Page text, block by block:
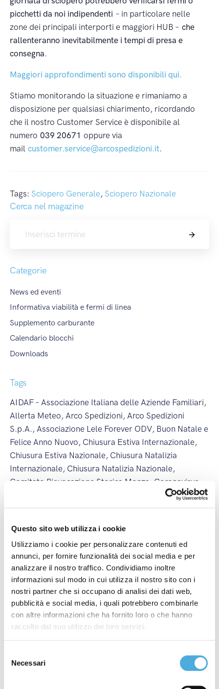
Questo sito web utilizza i cookie
Utilizziamo i cookie per personalizzare contenuti ed
annunci, per fornire funzionalità dei social media e per
analizzare il nostro traffico. Condividiamo inoltre
informazioni sul modo in cui utilizza il nostro sito con i
nostri partner che si occupano di analisi dei dati web,
pubblicità e social media, i quali potrebbero combinarle
con altre informazioni che ha fornito loro o che hanno
raccolto dal suo utilizzo dei loro servizi.
delNecessari
picchetti da noi indipendenti – in particolare nelle
zone dei principali interporti e maggiori HUB – che
rallenteranno inevitabilmente i tempi di presa e
consegna.
Maggiori approfondimenti sono disponibili qui.
Stiamo monitorando la situazione e rimaniamo a
disposizione per qualsiasi chiarimento, ricordando
che il nostro Customer Service è disponibile al
numero 039 20671 oppure via
mail customer.service@arcospedizioni.it.
Tags: Sciopero Generale, Sciopero Nazionale
Cerca nel magazine
Cerca
Categorie
News ed eventi
Informativa viabilità e fermi di linea
Supplemento carburante
Calendario blocchi
Downloads
Tags
AIDAF – Associazione Italiana delle Aziende Familiari,
Allerta Meteo, Arco Spedizioni, Arco Spedizioni
S.p.A., Associazione Lele Forever ODV, Buon Natale e
Felice Anno Nuovo, Chiusura Estiva Internazionale,
Chiusura Estiva Nazionale, Chiusura Natalizia
Internazionale, Chiusura Natalizia Nazionale,
Comitato Rievocazione Storica Monza Coronavirus
Energy Run,FAI -
Fondo Ambiente Italiano,Federchimica - Federazione
Italiana Trasportatori
Nazionali,ilcittadinomb,Imbarchi Isole Maggiori
Imbarchi Isole Minori,Incendi ,ItalyPost ,Mancini
Pastificio Agricolo
Merano WineFestival
Modena
Champagne Experience,Monza Power Run,Monza
Wine Experience,Nuova Filiale,Nuova Linea
Internazionale,Nuova Linea Nazionale , partnership
Premio Industria Felix, Sciopero Generale
top500,Vinitaly